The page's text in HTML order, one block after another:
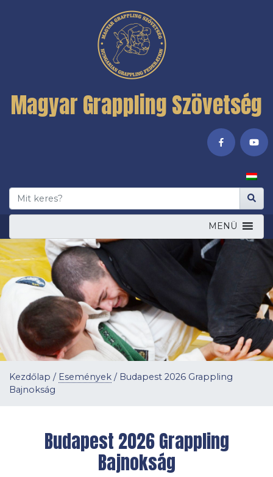
Magyar Grappling Szövetség
MENÜ
Kezdőlap / Események / Budapest 2026 Grappling
Bajnokság
Budapest 2026 Grappling
Bajnokság